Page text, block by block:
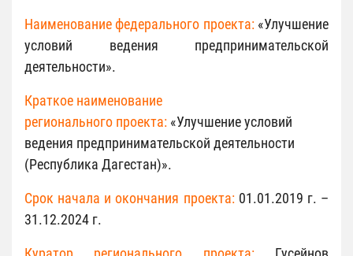
Наименование федерального проекта: «Улучшение
условий ведения предпринимательской
деятельности».
Краткое наименование
регионального проекта: «Улучшение условий
ведения предпринимательской деятельности
(Республика Дагестан)».
Срок начала иокончания проекта:01.01.2019 г. –
31.12.2024 г.